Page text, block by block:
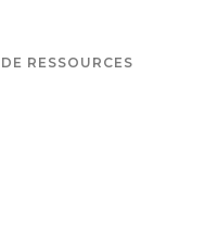
RESSOURCES